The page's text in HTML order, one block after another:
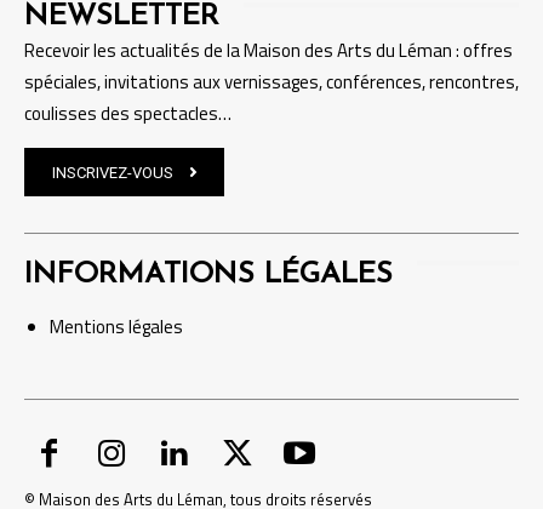
NEWSLETTER
Recevoir les actualités de la Maison des Arts du Léman : offres
spéciales, invitations aux vernissages, conférences, rencontres,
coulisses des spectacles…
INSCRIVEZ-VOUS
INFORMATIONS LÉGALES
Mentionslégales
© Maison des Arts du Léman, tous droits réservés